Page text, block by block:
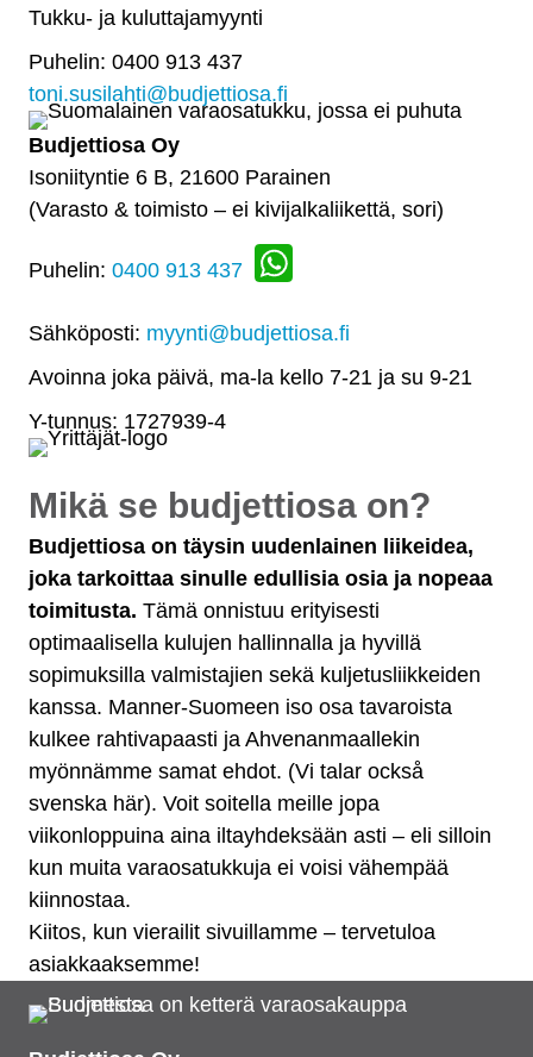
Tukku- ja kuluttajamyynti
Puhelin: 0400 913 437
toni.susilahti@budjettiosa.fi
Budjettiosa Oy
Isoniityntie 6 B, 21600 Parainen
(Varasto & toimisto – ei kivijalkaliikettä, sori)
Puhelin: 0400 913 437
Sähköposti: myynti@budjettiosa.fi
Avoinna joka päivä, ma-la kello 7-21 ja su 9-21
Y-tunnus: 1727939-4
Mikä se budjettiosa on?
Budjettiosa on täysin uudenlainen liikeidea,
joka tarkoittaa sinulle edullisia osia ja nopeaa
toimitusta. Tämä onnistuu erityisesti
optimaalisella kulujen hallinnalla ja hyvillä
sopimuksilla valmistajien sekä kuljetusliikkeiden
kanssa. Manner-Suomeen iso osa tavaroista
kulkee rahtivapaasti ja Ahvenanmaallekin
myönnämme samat ehdot. (Vi talar också
svenska här). Voit soitella meille jopa
viikonloppuina aina iltayhdeksään asti – eli silloin
kun muita varaosatukkuja ei voisi vähempää
kiinnostaa.
Kiitos, kun vierailit sivuillamme – tervetuloa
asiakkaaksemme!